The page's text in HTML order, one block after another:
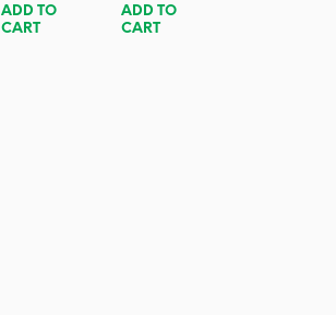
ADD TO
CART
ADD TO
CART